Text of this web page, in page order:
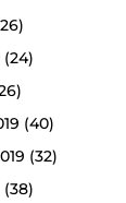
(24)
(40)
(32)
(38)